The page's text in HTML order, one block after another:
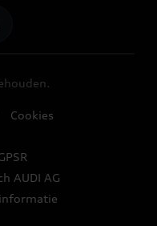
Cookies
AUDI AG